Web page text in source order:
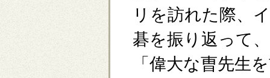
リを訪れた際、
碁を振り返って
「偉大な曺先生